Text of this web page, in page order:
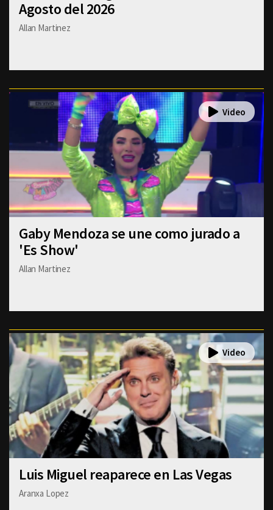
Agosto del 2026
Allan Martinez
Gaby Mendoza se une como jurado a
'Es Show'
Allan Martinez
Luis Miguel reaparece en Las Vegas
Aranxa Lopez